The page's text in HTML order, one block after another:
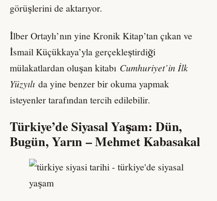
görüşlerini de aktarıyor.
İlber Ortaylı’nın yine Kronik Kitap’tan çıkan ve
İsmail Küçükkaya’yla gerçekleştirdiği
mülakatlardan oluşan kitabı Cumhuriyet’in İlk
Yüzyılı da yine benzer bir okuma yapmak
isteyenler tarafından tercih edilebilir.
Türkiye’de Siyasal Yaşam: Dün,
Bugün, Yarın – Mehmet Kabasakal